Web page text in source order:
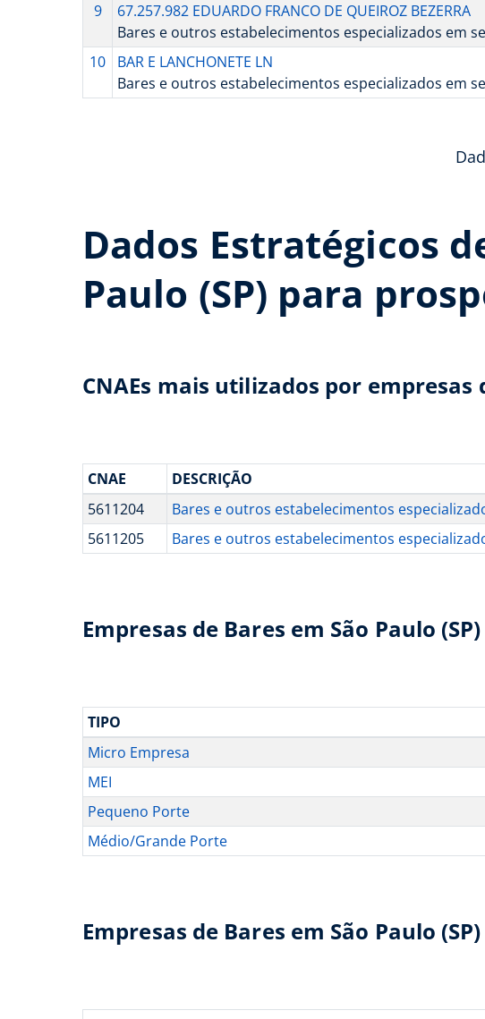
9
67.257.982 EDUARDO FRANCO DE QUEIROZ BEZERRA
Bares e outros estabelecimentos especializados em
10
BAR E LANCHONETE LN
Bares e outros estabelecimentos especializados em
Dados Estratégicos
Paulo (SP) para
CNAEs mais utilizados por empresas
CNAE DESCRIÇÃO
5611204
Bares e outros estabelecimentos
5611205
Bares e outros estabelecimentos
Empresas de Bares em São Paulo
TIPO
Micro Empresa
MEI
Pequeno Porte
Médio/Grande Porte
Empresas de Bares em São Paulo